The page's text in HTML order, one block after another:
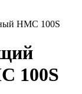
HMC 100S
100S